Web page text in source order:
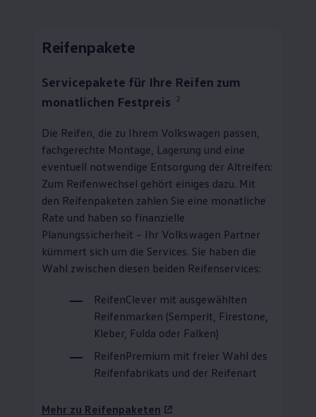
Reifenpakete
Servicepakete für Ihre Reifen zum
monatlichen Festpreis
2
Die Reifen, die zu Ihrem Volkswagen passen,
fachgerechte Montage, Lagerung und eine
eventuell notwendige Entsorgung der Altreifen:
Zum Reifenwechsel gehört einiges dazu. Mit
den Reifenpaketen zahlen Sie eine monatliche
Rate und haben so finanzielle
Planungssicherheit – Ihr Volkswagen Partner
kümmert sich um die Services. Sie haben die
Wahl zwischen diesen beiden Reifenservices:
ReifenClevermit ausgewählten
Reifenmarken (Semperit, Firestone,
Kleber, Fulda oder Falken)
ReifenPremium mit freier Wahl des
Reifenfabrikats und der Reifenart
Mehr zu Reifenpaketen